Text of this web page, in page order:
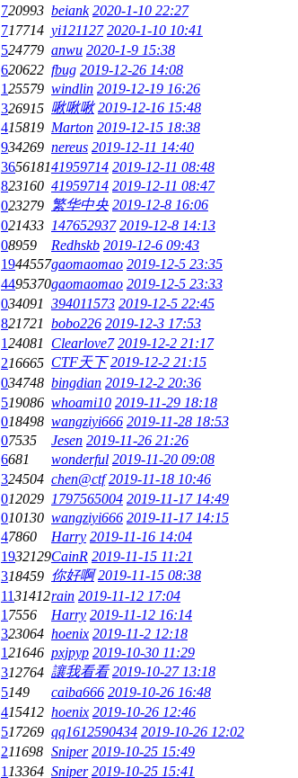
720993 beiank 2020-1-10 22:27
717714 yi121127 2020-1-10 10:41
524779 anwu 2020-1-9 15:38
620622 fbug 2019-12-26 14:08
125579 windlin 2019-12-19 16:26
326915 啾啾啾 2019-12-16 15:48
415819 Marton 2019-12-15 18:38
934269 nereus 2019-12-11 14:40
365618141959714 2019-12-11 08:48
823160 41959714 2019-12-11 08:47
023279 繁华中央 2019-12-8 16:06
021433 147652937 2019-12-8 14:13
08959 Redhskb 2019-12-6 09:43
1944557gaomaomao 2019-12-5 23:35
4495370gaomaomao 2019-12-5 23:33
034091 394011573 2019-12-5 22:45
821721 bobo226 2019-12-3 17:53
124081 Clearlove7 2019-12-2 21:17
216665 CTF天下 2019-12-2 21:15
034748 bingdian 2019-12-2 20:36
519086 whoami10 2019-11-29 18:18
018498 wangziyi666 2019-11-28 18:53
07535 Jesen 2019-11-26 21:26
6681 wonderful 2019-11-20 09:08
324504 chen@ctf 2019-11-18 10:46
012029 1797565004 2019-11-17 14:49
010130 wangziyi666 2019-11-17 14:15
47860 Harry 2019-11-16 14:04
1932129CainR 2019-11-15 11:21
318459 你好啊 2019-11-15 08:38
1131412rain 2019-11-12 17:04
1 7556 Harry 2019-11-12 16:14
323064 hoenix 2019-11-2 12:18
121646 pxjpyp 2019-10-30 11:29
312764 讓我看看 2019-10-27 13:18
5149 caiba666 2019-10-26 16:48
415412 hoenix 2019-10-26 12:46
517269 qq1612590434 2019-10-26 12:02
211698 Sniper 2019-10-25 15:49
1 13364 Sniper 2019-10-25 15:41